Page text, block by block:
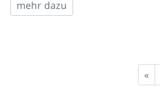
mehr dazu
«